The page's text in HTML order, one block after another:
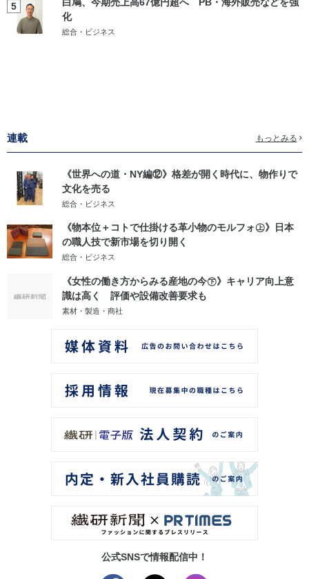
5
化
総合・ビジネス
連載 もっとみる
《世界への道・NY編⑫》格差が開く時代に、物作りで
文化を売る
総合・ビジネス
《物本位＋コトで仕掛ける革小物のモルフォ㊤》日本
の職人技で新市場を切り開く
総合・ビジネス
《女性の働き方からみる産地の今㊦》キャリア向上意
識は高く 評価や設備改善要求も
素材・製造・商社
公式SNSで情報配信中！